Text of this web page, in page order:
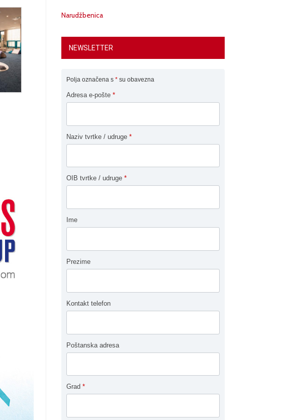
Narudžbenica
NEWSLETTER
Polja označena s * su obavezna
Adresa e-pošte *
Naziv tvrtke / udruge *
OIB tvrtke / udruge *
Ime
Prezime
Kontakt telefon
Poštanska adresa
Grad *